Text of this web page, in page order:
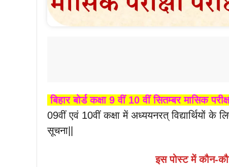
बिहार बोर्ड कक्षा 9 वीं 10 वीं सितम्बर मासिक
09वीं एवं 10वीं कक्षा में अध्ययनरत् विद्यार्थियों
सूचना||
इस पोस्ट में कौन-